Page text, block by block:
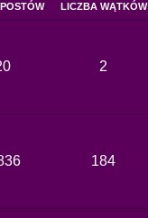
LICZBA WĄTKÓW
2
184